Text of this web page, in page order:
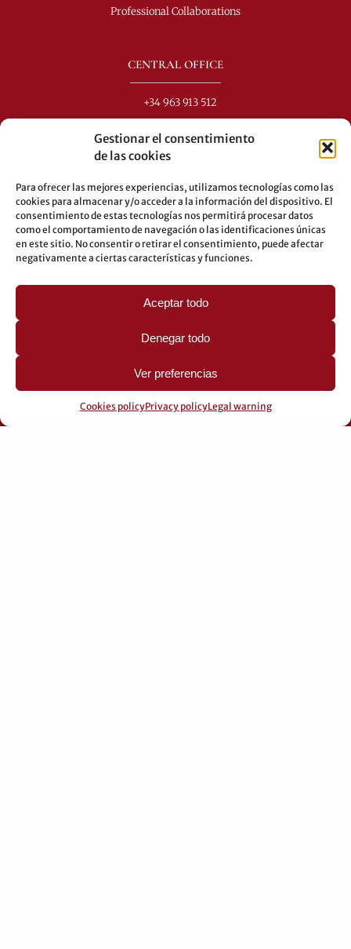
Gestionar el consentimiento
de las cookies
Para ofrecer las mejores experiencias, utilizamos tecnologías como las
cookies para almacenar y/o acceder a la información del dispositivo. El
consentimiento de estas tecnologías nos permitirá procesar datos
como el comportamiento de navegación o las identificaciones únicas
en este sitio. No consentir o retirar el consentimiento, puede afectar
negativamente a ciertas características y funciones.
Aceptar todo
Denegar todo
Ver preferencias
Cookies policyPrivacy policyLegal warning
Professional Collaborations
CENTRAL OFFICE
+34 963 913 512
C/ Colón 40-1
Buses: 8-10-25-26-27-28-40-60-62-70-71-81-92-93
Underground: 3-5-7-9
LEGAL
Legal warning
Privacy Policy